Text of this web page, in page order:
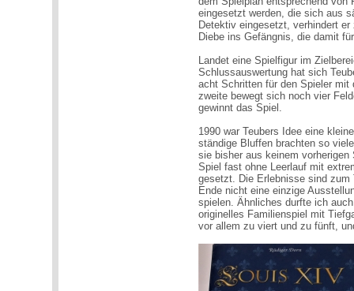
eingesetzt werden, die sich aus
Detektiv eingesetzt, verhindert
Diebe ins Gefängnis, die damit
Landet eine Spielfigur im
Schlussauswertung hat sich
acht Schritten für den Spieler mit
zweite bewegt sich noch vier
gewinnt das Spiel.
1990 war Teubers Idee eine
ständige Bluffen brachten so
sie bisher aus keinem
Spiel fast ohne Leerlauf mit
gesetzt. Die Erlebnisse sind
Ende nicht eine einzige
spielen. Ähnliches durfte ich
originelles Familienspiel mit
vor allem zu viert und zu fünft,